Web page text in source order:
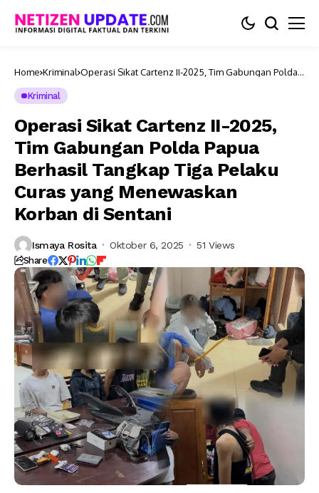
Home Kriminal Operasi Sikat Cartenz II-2025, Tim Gabungan Polda
Kriminal
Operasi Sikat Cartenz II-2025,
Tim Gabungan Polda Papua
Berhasil Tangkap Tiga Pelaku
Curas yang Menewaskan
Korban di Sentani
Ismaya Rosita Oktober 6, 2025 51 Views
Share